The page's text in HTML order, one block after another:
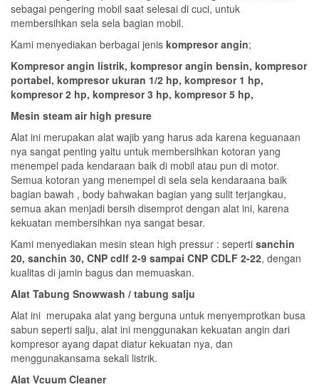
sebagai pengering mobil saat selesai di cuci, untuk
membersihkan sela sela bagian mobil.
Kami menyediakan berbagai jenis kompresor angin;
Kompresor angin listrik, kompresor angin bensin, kompresor
portabel, kompresor ukuran 1/2 hp, kompresor 1 hp,
kompresor 2 hp, kompresor 3 hp, kompresor 5 hp,
Mesin steam air high presure
Alat ini merupakan alat wajib yang harus ada karena keguanaan
nya sangat penting yaitu untuk membersihkan kotoran yang
menempel pada kendaraan baik di mobil atau pun di motor.
Semua kotoran yang menempel di sela sela kendaraana baik
bagian bawah , body bahwakan bagian yang sulit terjangkau,
semua akan menjadi bersih disemprot dengan alat ini, karena
kekuatan membersihkan nya sangat besar.
Kami menyediakan mesin stean high pressur : seperti sanchin
20, sanchin 30, CNP cdlf 2-9 sampai CNP CDLF 2-22, dengan
kualitas di jamin bagus dan memuaskan.
Alat Tabung Snowwash / tabung salju
Alat ini merupaka alat yang berguna untuk menyemprotkan busa
sabun seperti salju, alat ini menggunakan kekuatan angin dari
kompresor ayang dapat diatur kekuatan nya, dan
menggunakansama sekali listrik.
Alat Vcuum Cleaner